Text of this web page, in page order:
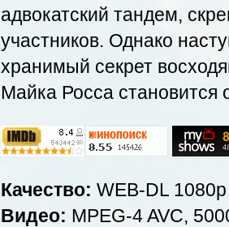
адвокатский тандем,
участников. Однако
хранимый секрет
Майка Росса
Качество: WEB-DL 1080p
Видео: MPEG-4 AVC,